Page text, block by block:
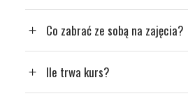
Co zabrać ze sobą na zajęcia?
Ile trwa kurs?